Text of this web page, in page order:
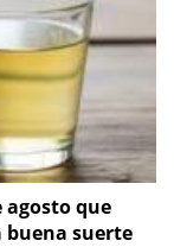
agosto que
buena suerte